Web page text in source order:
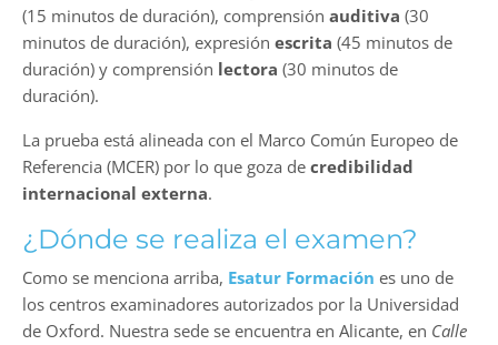
(15 minutos de duración), comprensión auditiva (30
minutos de duración), expresión escrita (45 minutos de
duración) y comprensión lectora (30 minutos de
duración).
La prueba está alineada con el Marco Común Europeo de
Referencia (MCER) por lo que goza de credibilidad
internacional externa.
¿Dónde se realiza el examen?
Como se menciona arriba, Esatur Formación es uno de
los centros examinadores autorizados por la Universidad
de Oxford. Nuestra sede se encuentra en Alicante, en Calle